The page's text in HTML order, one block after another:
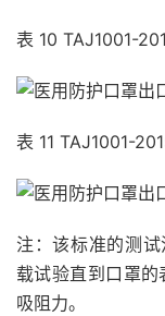
表 10 TAJ1001-
表 11 TAJ1001-
注：该标准的测
载试验直到口罩
吸阻力。